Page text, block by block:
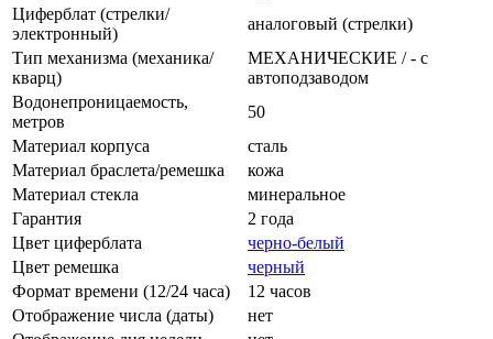
Циферблат (стрелки/
электронный)
аналоговый (стрелки)
Тип механизма (механика/
кварц)
МЕХАНИЧЕСКИЕ / - с
автоподзаводом
Водонепроницаемость,
метров
50
Материал корпуса
сталь
Материал браслета/ремешка
кожа
Материал стекла
минеральное
Гарантия
2 года
Цвет циферблата
черно-белый
Цвет ремешка
черный
Формат времени (12/24 часа)
12 часов
Отображение числа (даты)
нет